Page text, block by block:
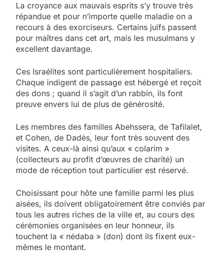
La croyance aux mauvais esprits s’y trouve très
répandue et pour n’importe quelle maladie on a
recours à des exorciseurs. Certains juifs passent
pour maîtres dans cet art, mais les musulmans y
excellent davantage.
Ces Israélites sont particulièrement hospitaliers.
Chaque indigent de passage est hébergé et reçoit
des dons ; quand il s’agit d’un rabbin, ils font
preuve envers lui de plus de générosité.
Les membres des familles Abehssera, de Tafilalet,
et Cohen, de Dadès, leur font très souvent des
visites. A ceux-là ainsi qu’aux « colarim »
(collecteurs au profit d’œuvres de charité) un
mode de réception tout particulier est réservé.
Choisissant pour hôte une famille parmi les plus
aisées, ils doivent obligatoirement être conviés par
tous les autres riches de la ville et, au cours des
cérémonies organisées en leur honneur, ils
touchent la « nédaba » (don) dont ils fixent eux-
mêmes le montant.